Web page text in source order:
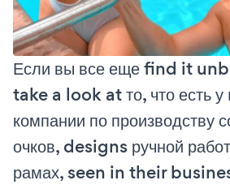
Если вы все еще find it
take a look at то, что есть
компании по производству
очков, designs ручной
рамах, seen in their